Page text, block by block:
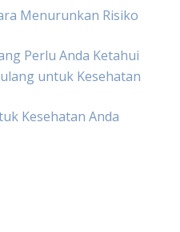
Menurunkan Risiko
Perlu Anda Ketahui
untuk Kesehatan
Kesehatan Anda